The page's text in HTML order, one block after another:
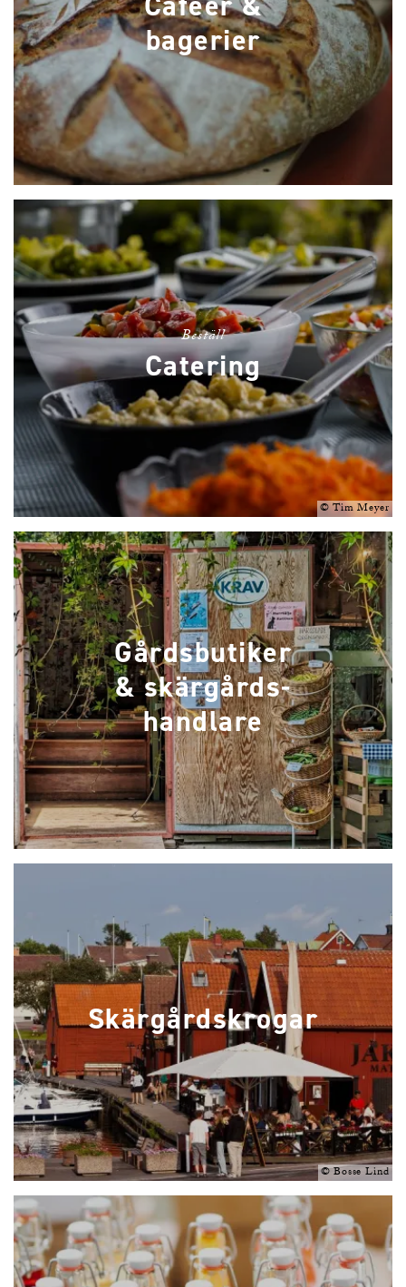
bagerier
©Tim Meyer
Beställ
Catering
Gårdsbutiker
& skärgårds-
handlare
©Bosse Lind
Skärgårdskrogar